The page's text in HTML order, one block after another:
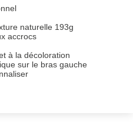
naturelle 193g
accrocs
à la décoloration
sur le bras gauche